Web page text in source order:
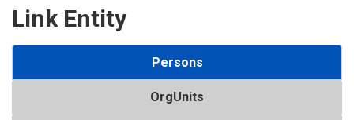
Link Entity
Persons
OrgUnits